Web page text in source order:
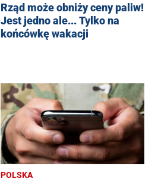
Rząd może obniży ceny paliw!
Jest jedno ale... Tylko na
końcówkę wakacji
POLSKA